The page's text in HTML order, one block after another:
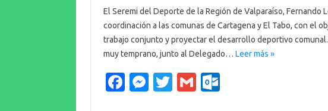
El Seremi del Deporte de la Región de Valparaíso, Fernando
coordinación a las comunas de Cartagena y El Tabo, con el
trabajo conjunto y proyectar el desarrollo deportivo
muy temprano, junto al Delegado… Leer más »
Fa M
T
G